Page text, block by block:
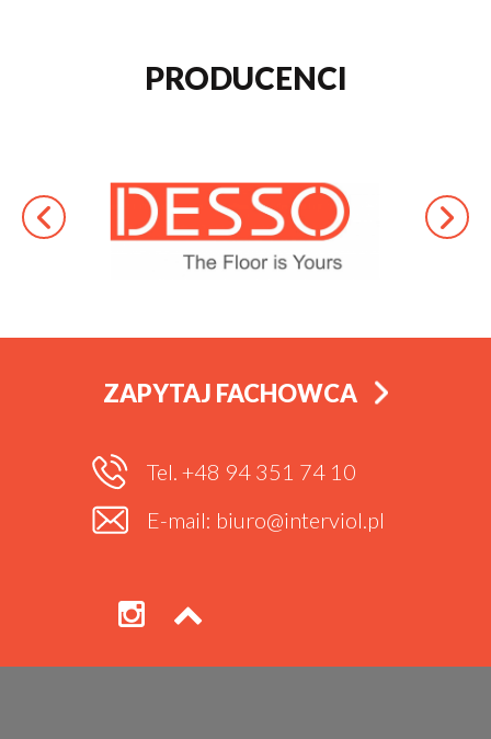
PRODUCENCI
ZAPYTAJ FACHOWCA
Tel. +48 94 351 74 10
E-mail: biuro@interviol.pl